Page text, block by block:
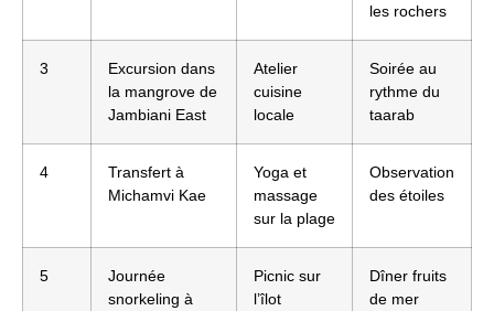
les rochers
3
Excursion dans
la mangrove de
Jambiani East
Atelier
cuisine
locale
Soirée au
rythme du
taarab
4
Transfert à
Michamvi Kae
Yoga et
massage
sur la plage
Observation
des étoiles
5
Journée
snorkeling à
Picnic sur
l’îlot
Dîner fruits
de mer